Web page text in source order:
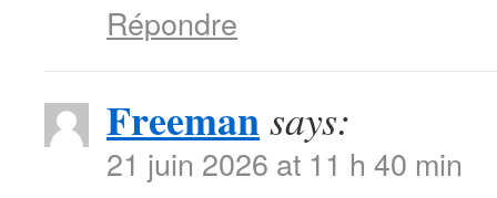
Répondre
Freemansays:
21 juin 2026 at 11 h 40 min